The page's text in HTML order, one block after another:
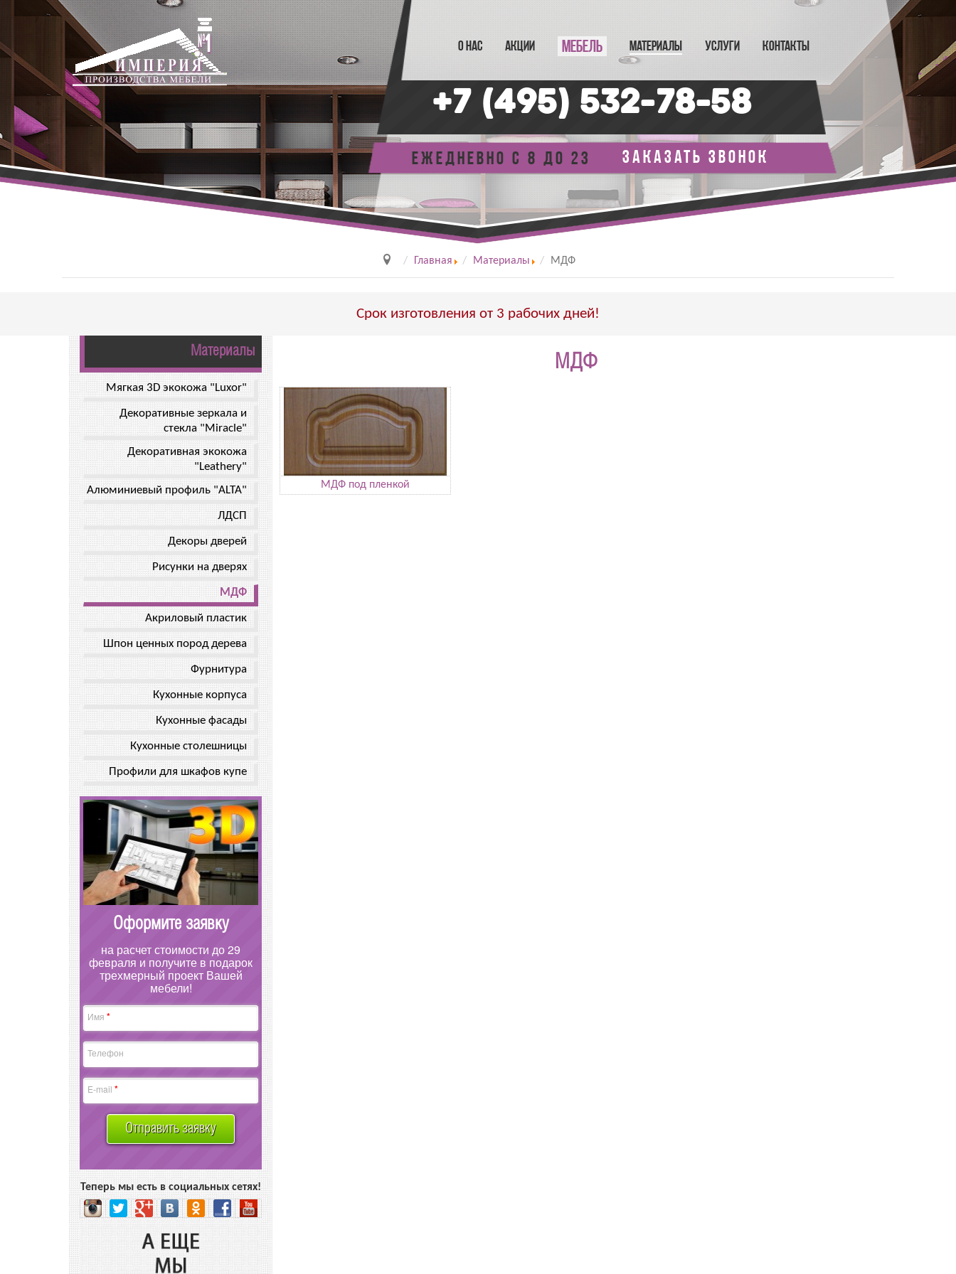
О НАС АКЦИИ МЕБЕЛЬ МАТЕРИАЛЫ УСЛУГИ КОНТАКТЫ
+7 (495) 532-78-58
Ежедневно с 8 до 23 заказать звонок
Главная Материалы МДФ
Срок изготовления от 3 рабочих дней!
Материалы
Мягкая 3D экокожа "Luxor"
Декоративные зеркала и
стекла "Miracle"
Декоративная экокожа
"Leathery"
Алюминиевый профиль "ALTA"
ЛДСП
Декоры дверей
Рисунки на дверях
МДФ
Акриловый пластик
Шпон ценных пород дерева
Фурнитура
Кухонные корпуса
Кухонные фасады
Кухонные столешницы
Профили для шкафов купе
Оформите заявку
на расчет стоимости до 29
февраля и получите в подарок
трехмерный проект Вашей
мебели!
Имя *
Телефон
E-mail *
Отправить заявку
Теперь мы есть в социальных сетях!
МДФ
МДФ под пленкой